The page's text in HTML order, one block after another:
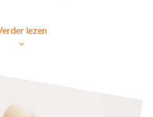
over je toekomst.
gewaardeerd, gehoord en
met de organisatie waarbij zij
benutten. Ze nemen zelf de
lezen